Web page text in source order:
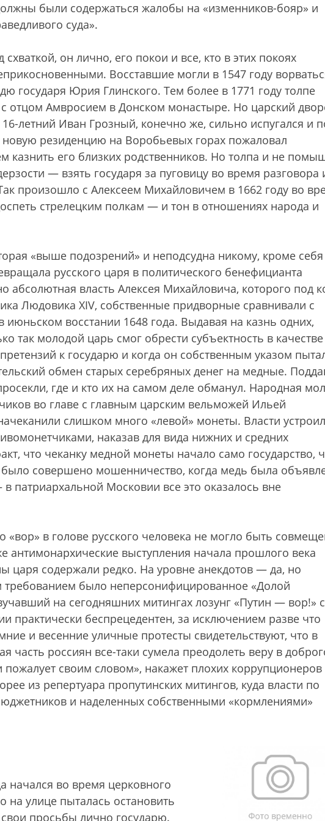
были содержаться жалобы на «изменников-бояр» и
суда».
он лично, его покои и все, кто в этих покоях
Восставшие могли в 1547 году
государя Юрия Глинского. Тем более в 1771 году толпе
с отцом Амвросием в Донском монастыре. Но царский
16-летний Иван Грозный, конечно же, сильно испугался и
резиденцию на Воробьевых горах пожаловал
казнить его близких родственников. Но толпа и не
— взять государя за пуговицу во время разговора
произошло с Алексеем Михайловичем в 1662 году во
стрелецким полкам — и тон в отношениях народа и
«выше подозрений» и неподсудна никому, кроме себя
русского царя в политического бенефицианта
абсолютная власть Алексея Михайловича, которого под
Людовика XIV, собственные придворные сравнивали с
восстании 1648 года. Выдавая на казнь одних,
так молодой царь смог обрести субъектность в качестве
к государю и когда он собственным указом
обмен старых серебряных денег на медные.
где и кто их на самом деле обманул. Народная
во главе с главным царским вельможей Ильей
слишком много «левой» монеты. Власти
наказав для вида нижних и средних
что чеканку медной монеты начало само государство,
было совершено мошенничество, когда медь была
патриархальной Московии все это оказалось вне
в голове русского человека не могло быть
антимонархические выступления начала прошлого века
царя содержали редко. На уровне анекдотов — да, но
было неперсонифицированное «Долой
на сегодняшних митингах лозунг «Путин — вор!» с
практически беспрецедентен, за исключением разве что
и весенние уличные протесты свидетельствуют, что в
часть россиян все-таки сумела преодолеть веру в
пожалует своим словом», накажет плохих коррупционеров
из репертуара пропутинских митингов, куда власти по
и наделенных собственными «кормлениями»
начался во время церковного
на улице пыталась остановить
просьбы лично государю.